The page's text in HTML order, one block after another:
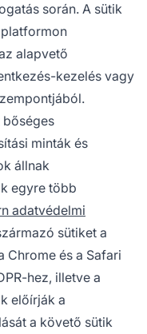
során. A sütik
alapvető
kezelés vagy
bőséges
minták és
állnak
egyre több
adatvédelmi
sütiket a
Chrome és a Safari
hez, illetve a
előírják a
a követő sütik